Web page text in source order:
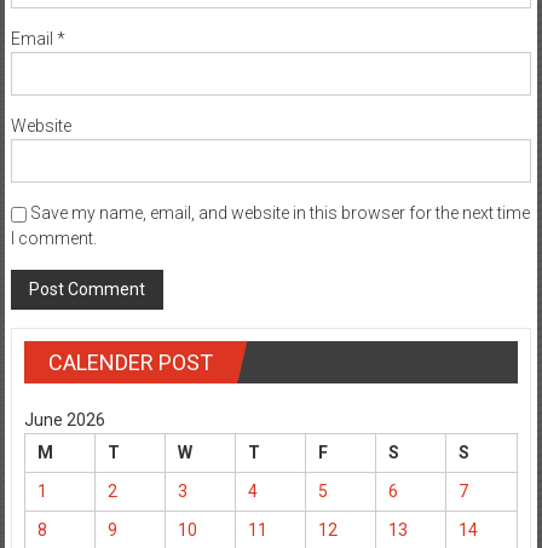
Email *
Website
Save my name, email, and website in this browser for the next time
I comment.
CALENDER POST
June 2026
M
T W T F S
S
1
2 3 4 5 6
7
8
9 10 11 12 13
14